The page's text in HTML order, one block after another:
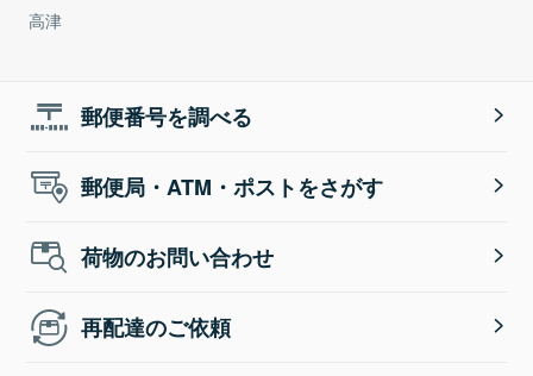
高津
郵便番号を調べる
郵便局・ATM・ポストをさがす
荷物のお問い合わせ
再配達のご依頼